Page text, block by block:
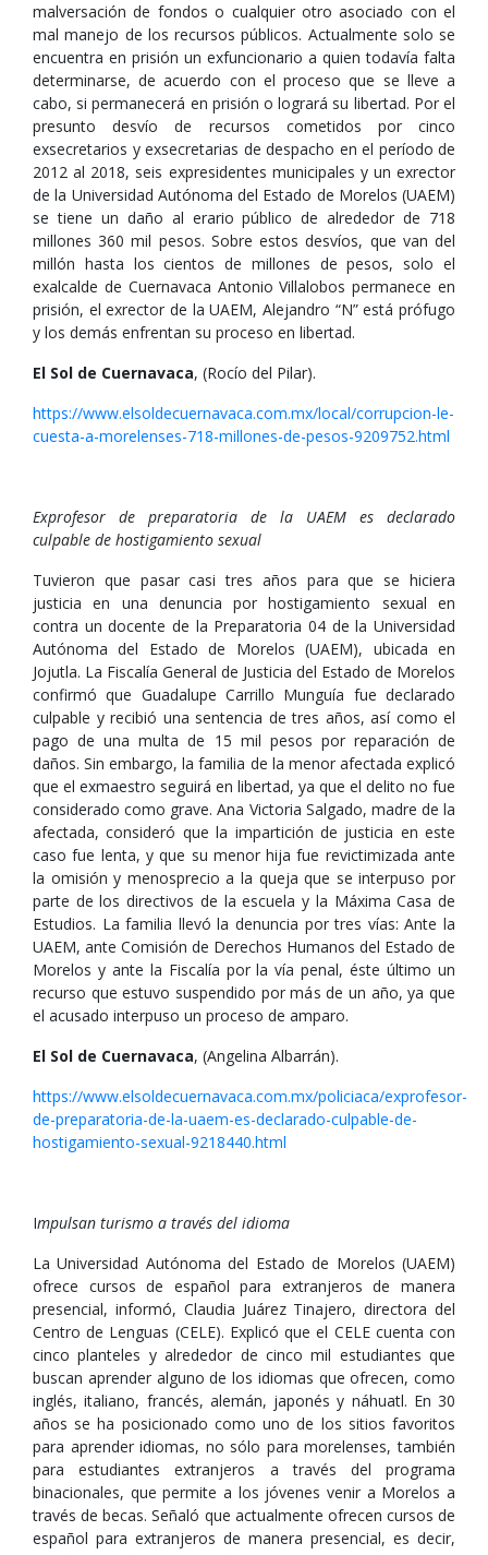
malversación de fondos o cualquier otro asociado con el
mal manejo de los recursos públicos. Actualmente solo se
encuentra en prisión un exfuncionario a quien todavía falta
determinarse, de acuerdo con el proceso que se lleve a
cabo, si permanecerá en prisión o logrará su libertad. Por el
presunto desvío de recursos cometidos por cinco
exsecretarios y exsecretarias de despacho en el período de
2012 al 2018, seis expresidentes municipales y un exrector
de la Universidad Autónoma del Estado de Morelos (UAEM)
se tiene un daño al erario público de alrededor de 718
millones 360 mil pesos. Sobre estos desvíos, que van del
millón hasta los cientos de millones de pesos, solo el
exalcalde de Cuernavaca Antonio Villalobos permanece en
prisión, el exrector de la UAEM, Alejandro “N” está prófugo
y los demás enfrentan su proceso en libertad.
El Sol de Cuernavaca, (Rocío del Pilar).
https://www.elsoldecuernavaca.com.mx/local/corrupcion-le-
cuesta-a-morelenses-718-millones-de-pesos-9209752.html
Exprofesor de preparatoria de la UAEM es declarado
culpable de hostigamiento sexual
Tuvieron que pasar casi tres años para que se hiciera
justicia en una denuncia por hostigamiento sexual en
contra un docente de la Preparatoria 04 de la Universidad
Autónoma del Estado de Morelos (UAEM), ubicada en
Jojutla. La Fiscalía General de Justicia del Estado de Morelos
confirmó que Guadalupe Carrillo Munguía fue declarado
culpable y recibió una sentencia de tres años, así como el
pago de una multa de 15 mil pesos por reparación de
daños. Sin embargo, la familia de la menor afectada explicó
que el exmaestro seguirá en libertad, ya que el delito no fue
considerado como grave. Ana Victoria Salgado, madre de la
afectada, consideró que la impartición de justicia en este
caso fue lenta, y que su menor hija fue revictimizada ante
la omisión y menosprecio a la queja que se interpuso por
parte de los directivos de la escuela y la Máxima Casa de
Estudios. La familia llevó la denuncia por tres vías: Ante la
UAEM, ante Comisión de Derechos Humanos del Estado de
Morelos y ante la Fiscalía por la vía penal, éste último un
recurso que estuvo suspendido por más de un año, ya que
el acusado interpuso un proceso de amparo.
El Sol de Cuernavaca, (Angelina Albarrán).
https://www.elsoldecuernavaca.com.mx/policiaca/exprofesor-
de-preparatoria-de-la-uaem-es-declarado-culpable-de-
hostigamiento-sexual-9218440.html
Impulsan turismo a través del idioma
La Universidad Autónoma del Estado de Morelos (UAEM)
ofrece cursos de español para extranjeros de manera
presencial, informó, Claudia Juárez Tinajero, directora del
Centro de Lenguas (CELE). Explicó que el CELE cuenta con
cinco planteles y alrededor de cinco mil estudiantes que
buscan aprender alguno de los idiomas que ofrecen, como
inglés, italiano, francés, alemán, japonés y náhuatl. En 30
años se ha posicionado como uno de los sitios favoritos
para aprender idiomas, no sólo para morelenses, también
para estudiantes extranjeros a través del programa
binacionales, que permite a los jóvenes venir a Morelos a
través de becas. Señaló que actualmente ofrecen cursos de
español para extranjeros de manera presencial, es decir,